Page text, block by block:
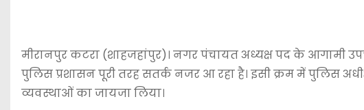
मीरानपुर कटरा (शाहजहांपुर)। नगर पंचायत अध्यक्ष पद के आगामी
पुलिस प्रशासन पूरी तरह सतर्क नजर आ रहा है। इसी क्रम में पुलिस
व्यवस्थाओं का जायजा लिया।